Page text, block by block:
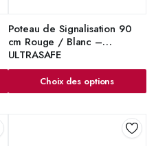
Poteau de Signalisation 90
cm Rouge / Blanc –
ULTRASAFE
Choix des options